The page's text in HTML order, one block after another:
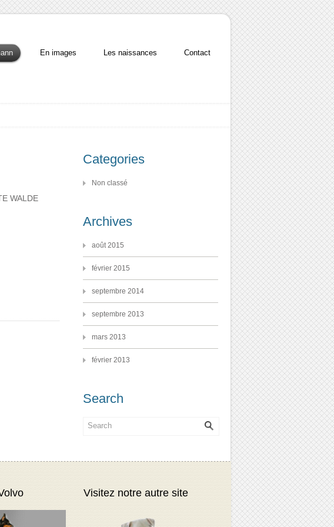
En images Les naissances Contact
WALDE
Categories
Non classé
Archives
août 2015
février 2015
septembre 2014
septembre 2013
mars 2013
février 2013
Search
Visitez notre autre site